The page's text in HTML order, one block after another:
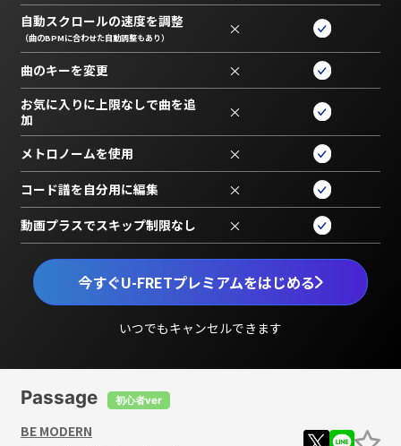
今すぐU-FRETプレミアムをはじめる
いつでもキャンセルできます
自動スクロールの速度を調整
（曲のBPMに合わせた自動調整もあり） ×
曲のキーを変更 ×
お気に入りに上限なしで曲を追
加
×
メトロノームを使用 ×
コード譜を自分用に編集 ×
動画プラスでスキップ制限なし ×
Passage 初心者ver
BE MODERN